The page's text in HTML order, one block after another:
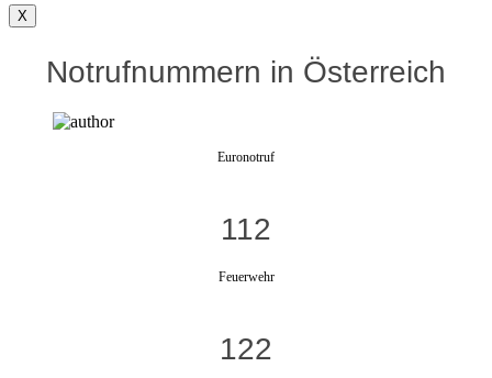
X
Notrufnummern in Österreich
Euronotruf
112
Feuerwehr
122